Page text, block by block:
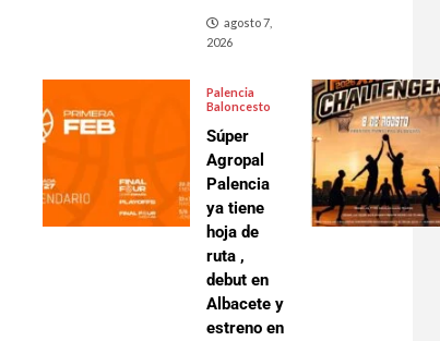
agosto 7,
2026
Palencia
Baloncesto
Súper
Agropal
Palencia
ya tiene
hoja de
ruta ,
debut en
Albacete y
estreno en